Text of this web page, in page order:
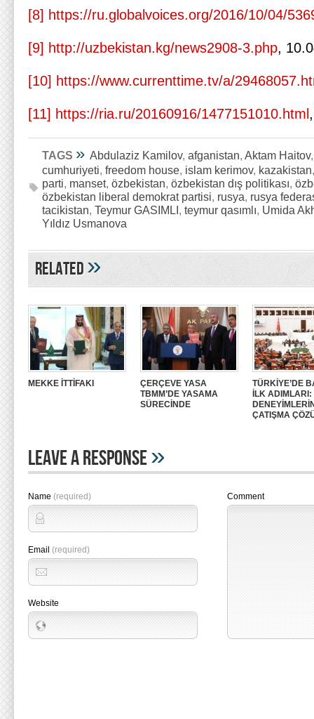
[8] https://ru.globalvoices.org/2016/10/04/
[9] http://uzbekistan.kg/news2908-3.php,
[10] https://www.currenttime.tv/a/
[11] https://ria.ru/20160916/1477151010.html
TAGS » Abdulaziz Kamilov, afganistan, Aktam Haitov
cumhuriyeti, freedom house, islam kerimov, kazakistan
parti, manset, özbekistan, özbekistan dış politikası,
özbekistan liberal demokrat partisi, rusya, rusya
tacikistan, Teymur GASIMLI, teymur qasımlı, Umida
Yıldız Usmanova
Related»
MEKKE İTTİFAKI
ÇERÇEVE YASA
TBMM’DE YASAMA
SÜRECİNDE
TÜRKİYE’DE
İLK
ÇATIŞMA
Leave A Response»
Name (required)
Email (required)
Website
Comment